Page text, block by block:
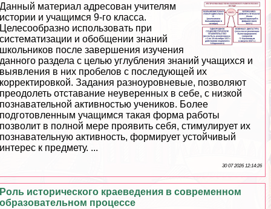
Данный материал адресован учителям
истории и учащимся 9-го класса.
Целесообразно использовать при
систематизации и обобщении знаний
школьников после завершения изучения
данного раздела с целью углубления знаний учащихся и
выявления в них пробелов с последующей их
корректировкой. Задания разноуровневые, позволяют
преодолеть отставание неуверенных в себе, с низкой
познавательной активностью учеников. Более
подготовленным учащимся такая форма работы
позволит в полной мере проявить себя, стимулирует их
познавательную активность, формирует устойчивый
интерес к предмету. ...
30 07 2026 12:14:26
Роль исторического краеведения в современном
образовательном процессе